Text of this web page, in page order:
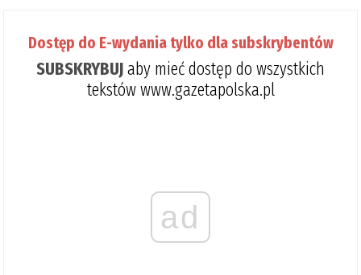
Dostęp do E-wydania tylko dla subskrybentów
SUBSKRYBUJaby mieć dostęp do wszystkich
tekstów www.gazetapolska.pl
ad